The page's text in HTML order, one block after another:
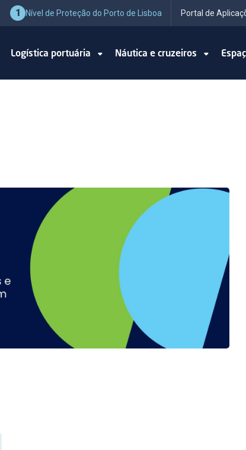
1 Nível de Proteção do Porto de Lisboa Portal de
Logística portuária Náutica e cruzeiros